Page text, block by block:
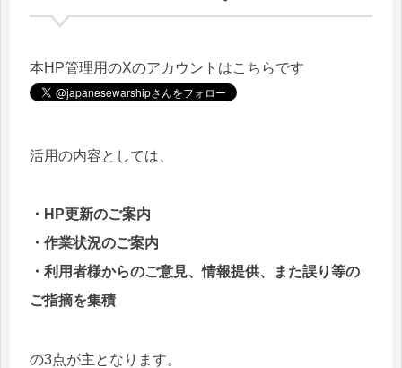
2025/5/4 【松型駆逐艦 楓】を更新しま
2025/4/19
【松型駆逐艦 檜】 を更新しま
2025/3/8
した。
2025/2/23
本HP管理用のXのアカウントはこちらです
活用の内容としては、
・HP更新のご案内
・作業状況のご案内
・利用者様からのご意見、情報提供、また誤り等の
ご指摘を集積
の3点が主となります。